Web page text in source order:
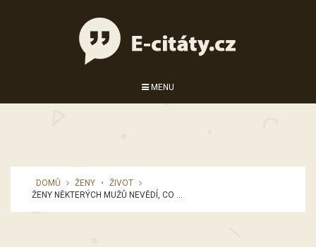
MENU
DOMŮ ŽENY •
ŽIVOT
ŽENY NĚKTERÝCH MUŽŮ NEVĚDÍ, CO ...